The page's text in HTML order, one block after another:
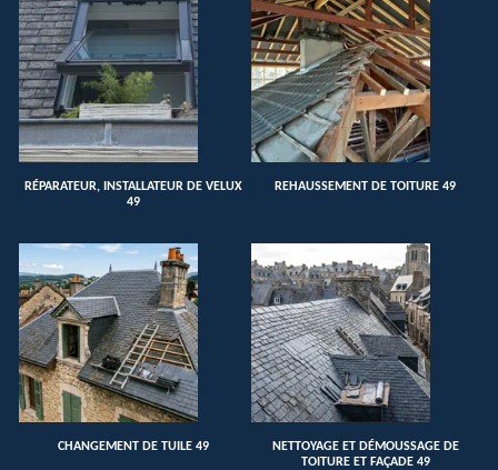
RÉPARATEUR, INSTALLATEUR DE VELUX
49
REHAUSSEMENT DE TOITURE 49
CHANGEMENT DE TUILE 49
NETTOYAGE ET DÉMOUSSAGE DE
TOITURE ET FAÇADE 49